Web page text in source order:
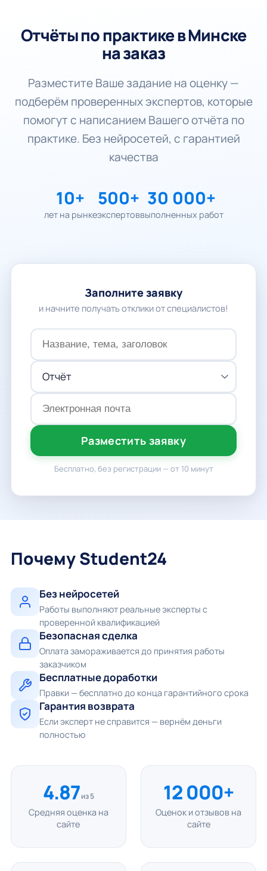
Отчёты по практике в Минске
на заказ
Разместите Ваше задание на оценку —
подберём проверенных экспертов, которые
помогут с написанием Вашего отчёта по
практике. Без нейросетей, с гарантией
качества
10+
лет на рынке
500+
экспертов
30 000+
выполненных работ
Заполните заявку
и начните получать отклики от специалистов!
Разместить заявку
Бесплатно, без регистрации — от 10 минут
Почему Student24
Без нейросетей
Работы выполняют реальные эксперты с
проверенной квалификацией
Безопасная сделка
Оплата замораживается до принятия работы
заказчиком
Бесплатные доработки
Правки — бесплатно до конца гарантийного срока
Гарантия возврата
Если эксперт не справится — вернём деньги
полностью
4.87из 5
Средняя оценка на
сайте
12 000+
Оценок и отзывов на
сайте